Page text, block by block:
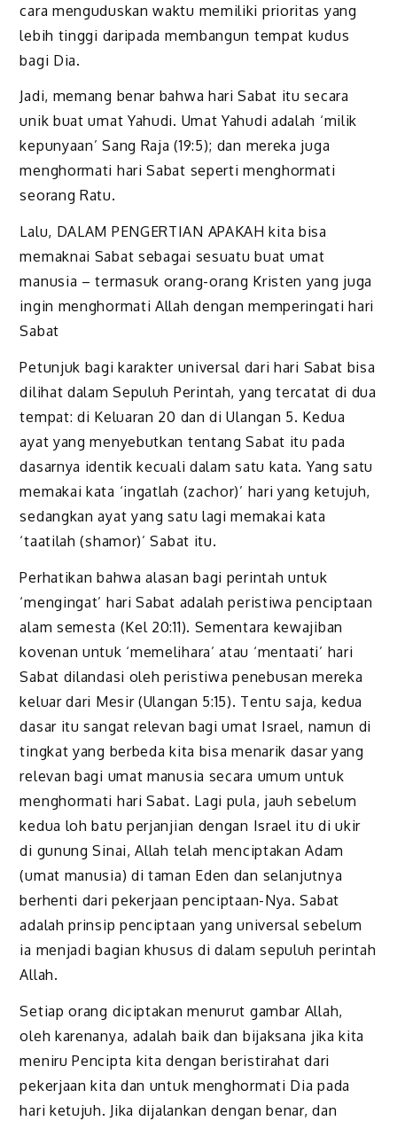
cara menguduskan waktu memiliki prioritas yang
lebih tinggi daripada membangun tempat kudus
bagi Dia.
Jadi, memang benar bahwa hari Sabat itu secara
unik buat umat Yahudi. Umat Yahudi adalah ‘milik
kepunyaan’ Sang Raja (19:5); dan mereka juga
menghormati hari Sabat seperti menghormati
seorang Ratu.
Lalu, DALAM PENGERTIAN APAKAH kita bisa
memaknai Sabat sebagai sesuatu buat umat
manusia – termasuk orang-orang Kristen yang juga
ingin menghormati Allah dengan memperingati hari
Sabat
Petunjuk bagi karakter universal dari hari Sabat bisa
dilihat dalam Sepuluh Perintah, yang tercatat di dua
tempat: di Keluaran 20 dan di Ulangan 5. Kedua
ayat yang menyebutkan tentang Sabat itu pada
dasarnya identik kecuali dalam satu kata. Yang satu
memakai kata ‘ingatlah (zachor)’ hari yang ketujuh,
sedangkan ayat yang satu lagi memakai kata
‘taatilah (shamor)’ Sabat itu.
Perhatikan bahwa alasan bagi perintah untuk
‘mengingat’ hari Sabat adalah peristiwa penciptaan
alam semesta (Kel 20:11). Sementara kewajiban
kovenan untuk ‘memelihara’ atau ‘mentaati’ hari
Sabat dilandasi oleh peristiwa penebusan mereka
keluar dari Mesir (Ulangan 5:15). Tentu saja, kedua
dasar itu sangat relevan bagi umat Israel, namun di
tingkat yang berbeda kita bisa menarik dasar yang
relevan bagi umat manusia secara umum untuk
menghormati hari Sabat. Lagi pula, jauh sebelum
kedua loh batu perjanjian dengan Israel itu di ukir
di gunung Sinai, Allah telah menciptakan Adam
(umat manusia) di taman Eden dan selanjutnya
berhenti dari pekerjaan penciptaan-Nya. Sabat
adalah prinsip penciptaan yang universal sebelum
ia menjadi bagian khusus di dalam sepuluh perintah
Allah.
Setiap orang diciptakan menurut gambar Allah,
oleh karenanya, adalah baik dan bijaksana jika kita
meniru Pencipta kita dengan beristirahat dari
pekerjaan kita dan untuk menghormati Dia pada
hari ketujuh. Jika dijalankan dengan benar, dan